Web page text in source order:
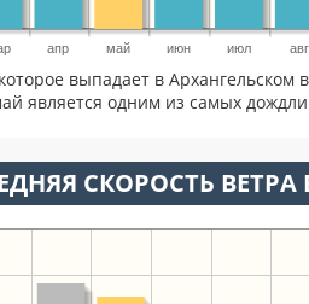
апр май июн июл авг
выпадает в Архангельском
является одним из самых
СКОРОСТЬ